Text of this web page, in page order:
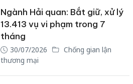
Ngành Hải quan: Bắt giữ, xử lý
13.413 vụ vi phạm trong 7
tháng
30/07/2026
Chống gian lận
thương mại